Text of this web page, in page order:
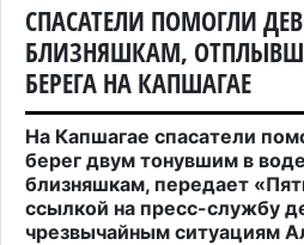
СПАСАТЕЛИ ПОМОГЛИ
БЛИЗНЯШКАМ,
БЕРЕГА НА КАПШАГАЕ
На Капшагае спасатели
берег двум тонувшим в
близняшкам, передает
ссылкой на пресс-службу
чрезвычайным ситуациям